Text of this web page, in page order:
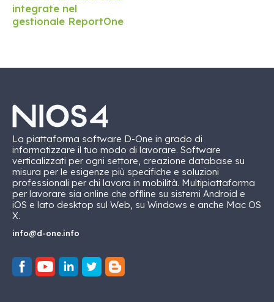
integrate nel
gestionale ReportOne
La piattaforma software D-One in grado di
informatizzare il tuo modo di lavorare. Software
verticalizzati per ogni settore, creazione database su
misura per le esigenze più specifiche e soluzioni
professionali per chi lavora in mobilità. Multipiattaforma
per lavorare sia online che offline su sistemi Android e
iOS e lato desktop sul Web, su Windows e anche Mac OS
X.
info@d-one.info